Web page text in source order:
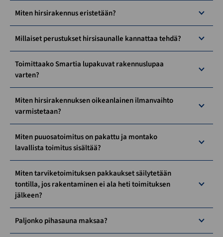
Miten hirsirakennus eristetään?
Millaiset perustukset hirsisaunalle kannattaa tehdä?
Toimittaako Smartia lupakuvat rakennuslupaa
varten?
Miten hirsirakennuksen oikeanlainen ilmanvaihto
varmistetaan?
Miten puuosatoimitus on pakattu ja montako
lavallista toimitus sisältää?
Miten tarviketoimituksen pakkaukset säilytetään
tontilla, jos rakentaminen ei ala heti toimituksen
jälkeen?
Paljonko pihasauna maksaa?